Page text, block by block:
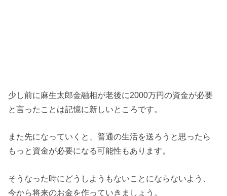
少し前に麻生太郎金融相が老後に2000万円の資金が必要
と言ったことは記憶に新しいところです。
また先になっていくと、普通の生活を送ろうと思ったら
もっと資金が必要になる可能性もあります。
そうなった時にどうしようもないことにならないよう、
今から将来のお金を作っていきましょう。